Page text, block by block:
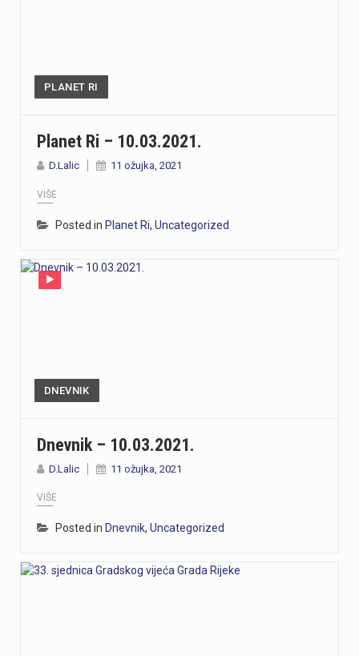
PLANET RI
Planet Ri – 10.03.2021.
D.Lalic 11 ožujka, 2021
VIŠE
Posted in Planet Ri, Uncategorized
DNEVNIK
Dnevnik – 10.03.2021.
D.Lalic 11 ožujka, 2021
VIŠE
Posted in Dnevnik, Uncategorized